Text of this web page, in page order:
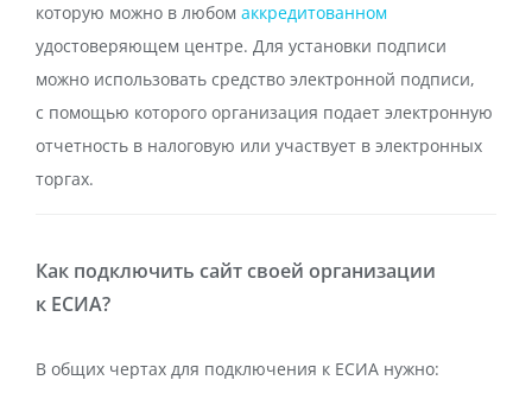
которую можно в любом аккредитованном
удостоверяющем центре. Для установки подписи
можно использовать средство электронной подписи,
с помощью которого организация подает электронную
отчетность в налоговую или участвует в электронных
торгах.
Как подключить сайт своей организации
к ЕСИА?
В общих чертах для подключения к ЕСИА нужно: